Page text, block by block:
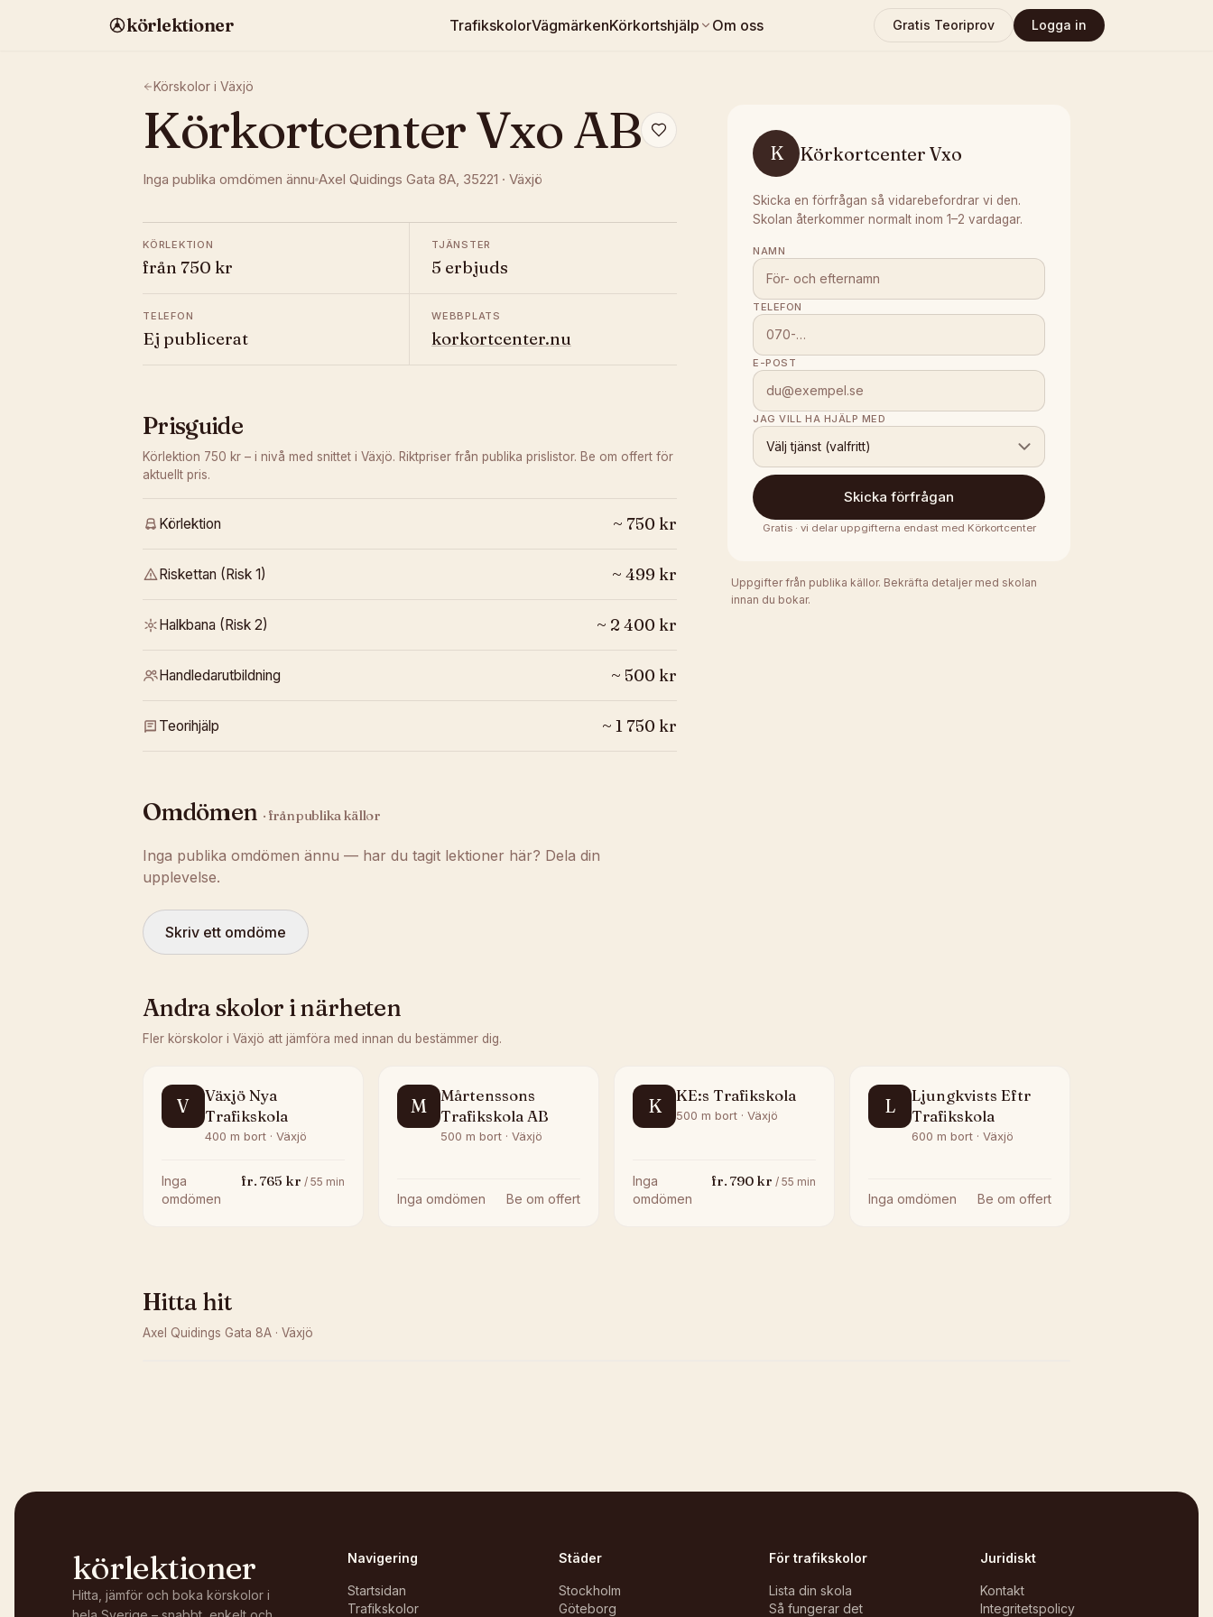
körlektioner TrafikskolorVägmärkenKörkortshjälp Om oss Gratis Teoriprov Logga in
Körskolor i Växjö
Körkortcenter Vxo AB
Inga publika omdömen ännu Axel Quidings Gata 8A, 35221 · Växjö
KÖRLEKTION
från 750 kr
TJÄNSTER
5 erbjuds
TELEFON
Ej publicerat
WEBBPLATS
korkortcenter.nu
Prisguide
Körlektion 750 kr – i nivå med snittet i Växjö. Riktpriser från publika prislistor. Be om offert för
aktuellt pris.
Körlektion ~ 750 kr
Riskettan (Risk 1) ~ 499 kr
Halkbana (Risk 2) ~ 2 400 kr
Handledarutbildning ~ 500 kr
Teorihjälp ~ 1 750 kr
Omdömen · från publika källor
Inga publika omdömen ännu — har du tagit lektioner här? Dela din
upplevelse.
Skriv ett omdöme
K Körkortcenter Vxo
Skicka en förfrågan så vidarebefordrar vi den.
Skolan återkommer normalt inom 1–2 vardagar.
NAMN
TELEFON
E-POST
JAG VILL HA HJÄLP MED
Välj tjänst (valfritt)
Skicka förfrågan
Gratis · vi delar uppgifterna endast med Körkortcenter
Uppgifter från publika källor. Bekräfta detaljer med skolan
innan du bokar.
Andra skolor i närheten
Fler körskolor i Växjö att jämföra med innan du bestämmer dig.
V
Växjö Nya
Trafikskola
400 m bort · Växjö
Inga
omdömen
fr. 765 kr / 55 min
M
Mårtenssons
Trafikskola AB
500 m bort · Växjö
Inga omdömen Be om offert
K KE:s Trafikskola
500 m bort · Växjö
Inga
omdömen
fr. 790 kr / 55 min
L
Ljungkvists Eftr
Trafikskola
600 m bort · Växjö
Inga omdömen Be om offert
Hitta hit
Axel Quidings Gata 8A · Växjö
körlektioner
Hitta, jämför och boka körskolor i
Navigering
Startsidan
Trafikskolor
Städer
Stockholm
Göteborg
För trafikskolor
Lista din skola
Så fungerar det
Juridiskt
Kontakt
Integritetspolicy